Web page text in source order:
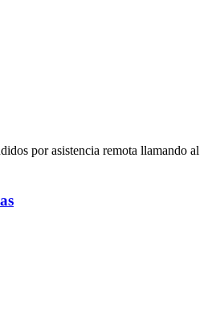
por asistencia remota llamando al